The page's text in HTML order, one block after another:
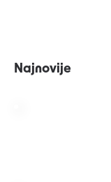
Najnovije